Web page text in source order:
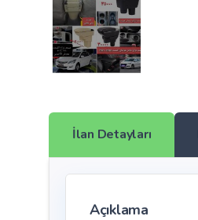
İlan Detayları
Açıklama